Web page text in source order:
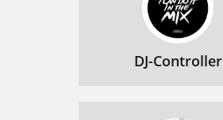
DJ-Controller